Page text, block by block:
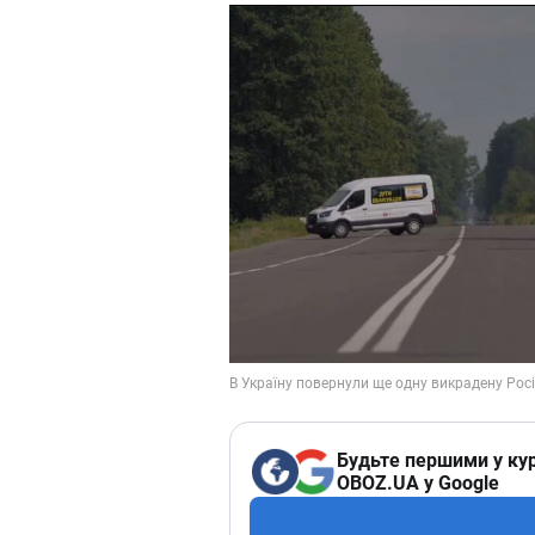
Будьте першими у
OBOZ.UA у Google